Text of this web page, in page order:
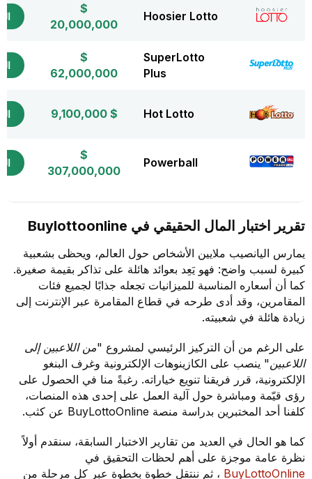
Hoosier Lotto
$
20,000,000
SuperLotto
Plus
$
62,000,000
Hot Lotto
$ 9,100,000
Powerball
$
307,000,000
تقرير اختبار المال الحقيقي في Buylottoonline
يمارس اليانصيب ملايين الأشخاص حول العالم، ويحظى بشعبية
كبيرة لسبب واضح: فهو يَعِد بعوائد هائلة على تذاكر بقيمة صغيرة.
كما أن أسعاره المناسبة للميزانيات تجعله جذابًا لجميع فئات
المقامرين، وقد أدى طرحه في قطاع المقامرة عبر الإنترنت إلى
زيادة هائلة في شعبيته.
على الرغم من أن التركيز الرئيسي لمشروع"من اللاعبين إلى
اللاعبين"ينصب على الكازينوهات الإلكترونية وغرف البنغو
الإلكترونية، قرر فريقنا تنويع خياراته. رغبةً منا في الحصول على
رؤى قيّمة ومباشرة حول آلية العمل على إحدى هذه المنصات،
كلفنا أحد المختبرين بدراسة منصة BuyLottoOnline عن كثب.
كما هو الحال في العديد من تقارير الاختبار السابقة، سنقدم أولاً
نظرة عامة موجزة على أهم لحظات التحقيق في
BuyLottoOnline، ثم ننتقل خطوة بخطوة عبر كل مرحلة من